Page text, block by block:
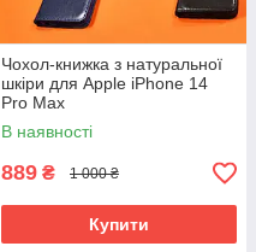
Чохол-книжка з натуральної
шкіри для Apple iPhone 14
Pro Max
В наявності
889 ₴ 1 000 ₴
Купити